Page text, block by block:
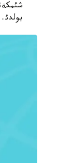
بولدئ.